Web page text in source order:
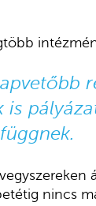
is
nincs